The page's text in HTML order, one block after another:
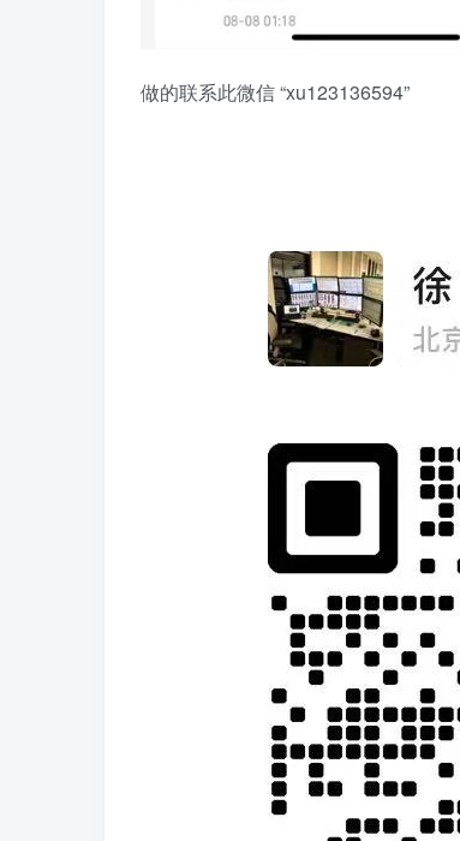
做的联系此微信 “xu123136594”